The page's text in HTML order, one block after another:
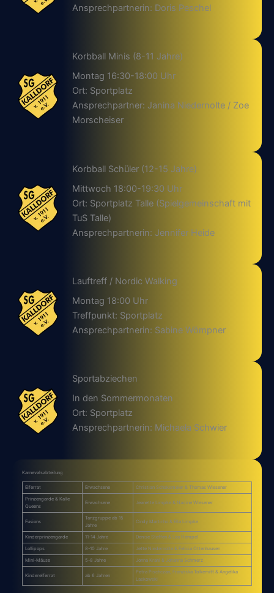
Ansprechpartnerin: Doris Peschel
Korbball Minis (8-11 Jahre)
Montag 16:30-18:00 Uhr
Ort: Sportplatz
Ansprechpartner: Janina Niedernolte / Zoe
Morscheiser
Korbball Schüler (12-15 Jahre)
Mittwoch 18:00-19:30 Uhr
Ort: Sportplatz Talle (Spielgemeinschaft mit
TuS Talle)
Ansprechpartnerin: Jennifer Heide
Lauftreff / Nordic Walking
Montag 18:00 Uhr
Treffpunkt: Sportplatz
Ansprechpartnerin: Sabine Wömpner
Sportabziechen
In den Sommermonaten
Ort: Sportplatz
Ansprechpartnerin: Michaela Schwier
Karnevalsabteilung
Elferrat Erwachsene Christian Schaksmeier & Thomas Wiesener
Prinzengarde & Kalle
Queens
Erwachsene Jeanette Limpke & Nadine Wiesener
Fusions
Tanzgruppe ab 15
Jahre
Cindy Martinho & Ella Limpke
Kinderprinzengarde 11-14 Jahre Denise Steffen & Lea Hempel
Lollipops 8-10 Jahre Jette Niedernolte & Felicia Ottenhausen
Mini-Mäuse 5-8 Jahre Jonna Krahl & Johanna Schmerz
Kinderelferrat ab 6 Jahren
Petra Pischczan, Franziska Tolkemitt & Angelika
Laskowski